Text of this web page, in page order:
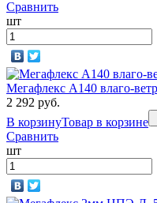
Сравнить
шт
Мегафлекс A140 влаго-
2 292 руб.
В корзинуТовар в корзине
Сравнить
шт